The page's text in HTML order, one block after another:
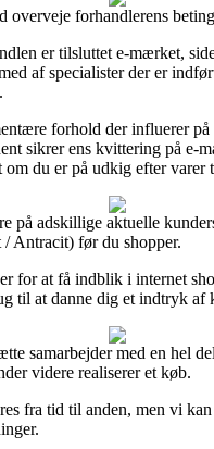
forhandlerens
er tilsluttet e-mærket,
af specialister der er
forhold der influerer
sikrer ens kvittering på
du er på udkig efter varer
på adskillige aktuelle
Antracit) før du shopper.
for at få indblik i internet
til at danne dig et indtryk af
samarbejder med en hel
videre realiserer et køb.
fra tid til anden, men vi